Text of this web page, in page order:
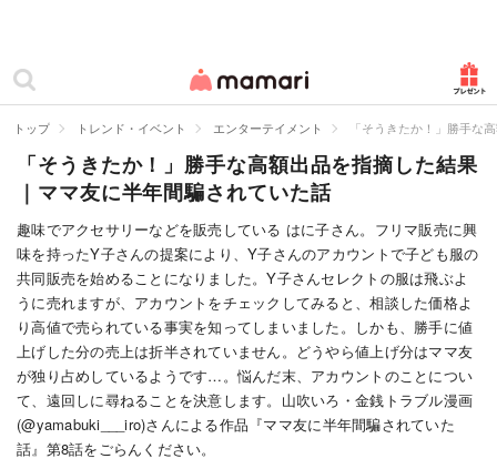
ママリ
カテゴリー一覧
妊娠
出産
赤ちゃん・育児
子育て・家族
病院
美容・ファッション
お仕事
トップ トレンド・イベント エンターテイメント 「そうきたか！」勝手な
「そうきたか！」勝手な高額出品を指摘した結果
｜ママ友に半年間騙されていた話
趣味でアクセサリーなどを販売している はに子さん。フリマ販売に興
味を持ったY子さんの提案により、Y子さんのアカウントで子ども服の
共同販売を始めることになりました。Y子さんセレクトの服は飛ぶよ
うに売れますが、アカウントをチェックしてみると、相談した価格よ
り高値で売られている事実を知ってしまいました。しかも、勝手に値
上げした分の売上は折半されていません。どうやら値上げ分はママ友
が独り占めしているようです…。悩んだ末、アカウントのことについ
て、遠回しに尋ねることを決意します。山吹いろ・金銭トラブル漫画
(@yamabuki___iro)さんによる作品『ママ友に半年間騙されていた
話』第8話をごらんください。